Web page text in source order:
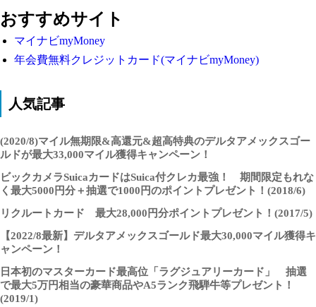
おすすめサイト
マイナビmyMoney
年会費無料クレジットカード(マイナビmyMoney)
人気記事
(2020/8)マイル無期限&高還元&超高特典のデルタアメックスゴー
ルドが最大33,000マイル獲得キャンペーン！
ビックカメラSuicaカードはSuica付クレカ最強！ 期間限定もれな
く最大5000円分＋抽選で1000円のポイントプレゼント！(2018/6)
リクルートカード 最大28,000円分ポイントプレゼント！(2017/5)
【2022/8最新】デルタアメックスゴールド最大30,000マイル獲得キ
ャンペーン！
日本初のマスターカード最高位「ラグジュアリーカード」 抽選
で最大5万円相当の豪華商品やA5ランク飛騨牛等プレゼント！
(2019/1)